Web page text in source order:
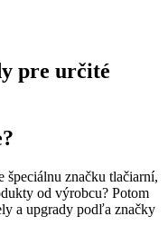
pre určité
špeciálnu značku tlačiarní,
od výrobcu? Potom
a upgrady podľa značky